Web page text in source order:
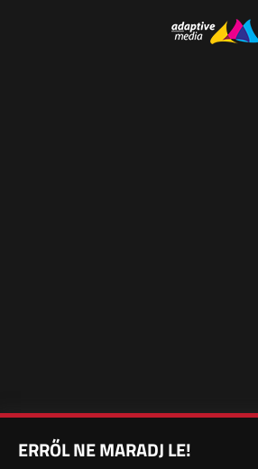
ERRŐL NE MARADJ LE!